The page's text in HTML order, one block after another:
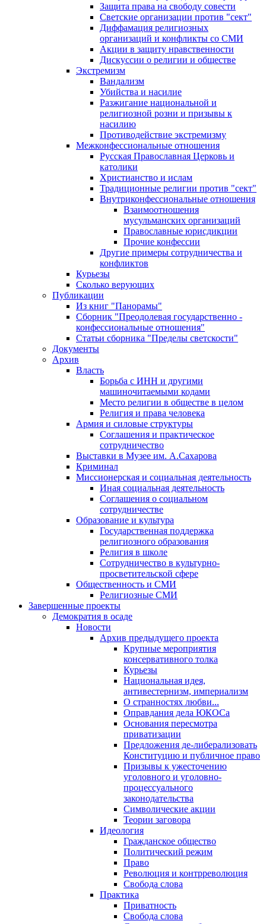
Защита права на свободу совести
Светские организации против "сект"
Диффамация религиозных
организаций и конфликты со СМИ
Акции в защиту нравственности
Дискуссии о религии и обществе
Экстремизм
Вандализм
Убийства и насилие
Разжигание национальной и
религиозной розни и призывы к
насилию
Противодействие экстремизму
Межконфессиональные отношения
Русская Православная Церковь и
католики
Христианство и ислам
Традиционные религии против "сект"
Внутриконфессиональные отношения
Взаимоотношения
мусульманских организаций
Православные юрисдикции
Прочие конфессии
Другие примеры сотрудничества и
конфликтов
Курьезы
Сколько верующих
Публикации
Из книг "Панорамы"
Сборник "Преодолевая государственно -
конфессиональные отношения"
Статьи сборника "Пределы светскости"
Документы
Архив
Власть
Борьба с ИНН и другими
машиночитаемыми кодами
Место религии в обществе в целом
Религия и права человека
Армия и силовые структуры
Соглашения и практическое
сотрудничество
Выставки в Музее им. А.Сахарова
Криминал
Миссионерская и социальная деятельность
Иная социальная деятельность
Соглашения о социальном
сотрудничестве
Образование и культура
Государственная поддержка
религиозного образования
Религия в школе
Сотрудничество в культурно-
просветительской сфере
Общественность и СМИ
Религиозные СМИ
Завершенные проекты
Демократия в осаде
Новости
Архив предыдущего проекта
Крупные мероприятия
консервативного толка
Курьезы
Национальная идея,
антивестернизм, империализм
О странностях любви...
Оправдания дела ЮКОСа
Основания пересмотра
приватизации
Предложения де-либерализовать
Конституцию и публичное право
Призывы к ужесточению
уголовного и уголовно-
процессуального
законодательства
Символические акции
Теории заговора
Идеология
Гражданское общество
Политический режим
Право
Революция и контрреволюция
Свобода слова
Практика
Приватность
Свобода слова